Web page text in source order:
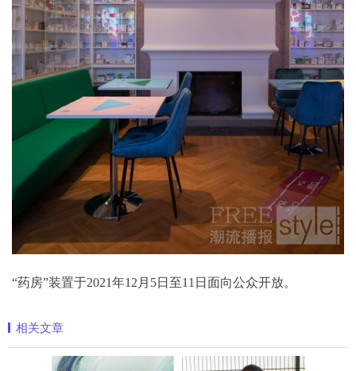
“药房”装置于2021年12月5日至11日面向公众开放。
相关文章